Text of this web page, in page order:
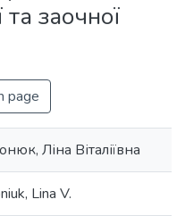
заочної
page
Ліна Віталіївна
Lina V.